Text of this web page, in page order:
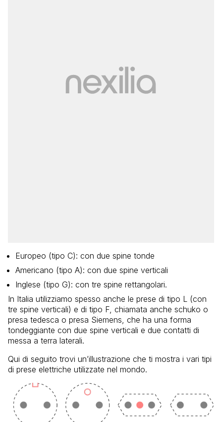
Europeo (tipo C): con due spine tonde
Americano (tipo A): con due spine verticali
Inglese (tipo G): con tre spine rettangolari.
In Italia utilizziamo spesso anche le prese di tipo L (con
tre spine verticali) e di tipo F, chiamata anche schuko o
presa tedesca o presa Siemens, che ha una forma
tondeggiante con due spine verticali e due contatti di
messa a terra laterali.
Qui di seguito trovi un’illustrazione che ti mostra i vari tipi
di prese elettriche utilizzate nel mondo.